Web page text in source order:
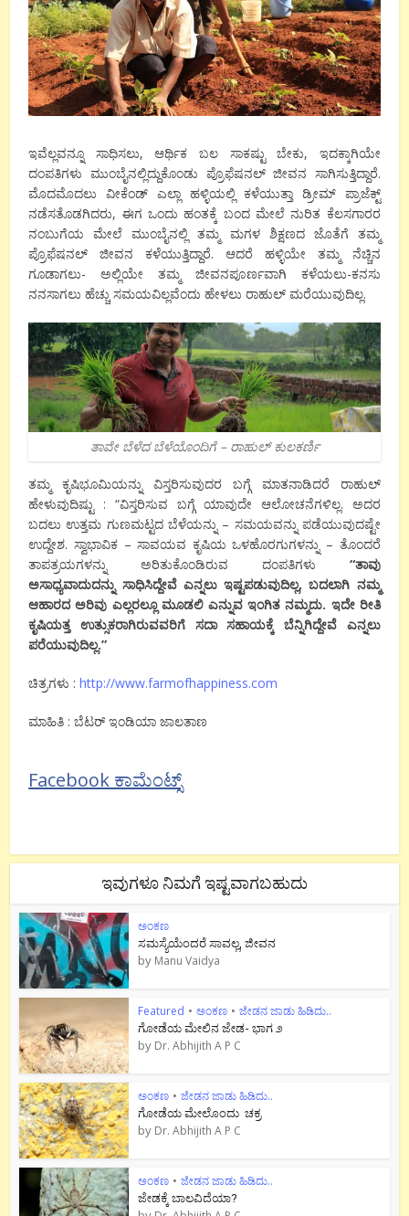
ಇವೆಲ್ಲವನ್ನೂ ಸಾಧಿಸಲು, ಆರ್ಥಿಕ ಬಲ ಸಾಕಷ್ಟು ಬೇಕು, ಇದಕ್ಕಾಗಿಯೇ
ದಂಪತಿಗಳು ಮುಂಬೈನಲ್ಲಿದ್ದುಕೊಂಡು ಪ್ರೊಫೆಷನಲ್ ಜೀವನ ಸಾಗಿಸುತ್ತಿದ್ದಾರೆ.
ಮೊದಮೊದಲು ವೀಕೆಂಡ್ ಎಲ್ಲಾ ಹಳ್ಳಿಯಲ್ಲಿ ಕಳೆಯುತ್ತಾ ಡ್ರೀಮ್ ಪ್ರಾಜೆಕ್ಟ್
ನಡೆಸತೊಡಗಿದರು, ಈಗ ಒಂದು ಹಂತಕ್ಕೆ ಬಂದ ಮೇಲೆ ನುರಿತ ಕೆಲಸಗಾರರ
ನಂಬುಗೆಯ ಮೇಲೆ ಮುಂಬೈನಲ್ಲಿ ತಮ್ಮ ಮಗಳ ಶಿಕ್ಷಣದ ಜೊತೆಗೆ ತಮ್ಮ
ಪ್ರೊಫೆಷನಲ್ ಜೀವನ ಕಳೆಯುತ್ತಿದ್ದಾರೆ. ಆದರೆ ಹಳ್ಳಿಯೇ ತಮ್ಮ ನೆಚ್ಚಿನ
ಗೂಡಾಗಲು- ಅಲ್ಲಿಯೇ ತಮ್ಮ ಜೀವನಪೂರ್ಣವಾಗಿ ಕಳೆಯಲು-ಕನಸು
ನನಸಾಗಲು ಹೆಚ್ಚು ಸಮಯವಿಲ್ಲವೆಂದು ಹೇಳಲು ರಾಹುಲ್ ಮರೆಯುವುದಿಲ್ಲ.
ತಾವೇ ಬೆಳೆದ ಬೆಳೆಯೊಂದಿಗೆ – ರಾಹುಲ್ ಕುಲಕರ್ಣಿ
ತಮ್ಮ ಕೃಷಿಭೂಮಿಯನ್ನು ವಿಸ್ತರಿಸುವುದರ ಬಗ್ಗೆ ಮಾತನಾಡಿದರೆ ರಾಹುಲ್
ಹೇಳುವುದಿಷ್ಟು : “ವಿಸ್ತರಿಸುವ ಬಗ್ಗೆ ಯಾವುದೇ ಆಲೋಚನೆಗಳಿಲ್ಲ. ಅದರ
ಬದಲು ಉತ್ತಮ ಗುಣಮಟ್ಟದ ಬೆಳೆಯನ್ನು – ಸಮಯವನ್ನು ಪಡೆಯುವುದಷ್ಟೇ
ಉದ್ದೇಶ. ಸ್ವಾಭಾವಿಕ – ಸಾವಯವ ಕೃಷಿಯ ಒಳಹೊರಗುಗಳನ್ನು – ತೊಂದರೆ
ತಾಪತ್ರಯಗಳನ್ನು ಅರಿತುಕೊಂಡಿರುವ ದಂಪತಿಗಳು “ತಾವು
ಅಸಾಧ್ಯವಾದುದನ್ನು ಸಾಧಿಸಿದ್ದೇವೆ ಎನ್ನಲು ಇಷ್ಟಪಡುವುದಿಲ್ಲ, ಬದಲಾಗಿ ನಮ್ಮ
ಆಹಾರದ ಅರಿವು ಎಲ್ಲರಲ್ಲೂ ಮೂಡಲಿ ಎನ್ನುವ ಇಂಗಿತ ನಮ್ಮದು. ಇದೇ ರೀತಿ
ಕೃಷಿಯತ್ತ ಉತ್ಸುಕರಾಗಿರುವವರಿಗೆ ಸದಾ ಸಹಾಯಕ್ಕೆ ಬೆನ್ನಿಗಿದ್ದೇವೆ ಎನ್ನಲು
ಪರೆಯುವುದಿಲ್ಲ.”
ಚಿತ್ರಗಳು :http://www.farmofhappiness.com
ಮಾಹಿತಿ : ಬೆಟರ್ ಇಂಡಿಯಾ ಜಾಲತಾಣ
Facebook ಕಾಮೆಂಟ್ಸ್
ಇವುಗಳೂ ನಿಮಗೆ ಇಷ್ಟವಾಗಬಹುದು
ಅಂಕಣ
ಸಮಸ್ಯೆಯೆಂದರೆ ಸಾವಲ್ಲ, ಜೀವನ
by Manu Vaidya
Featured • ಅಂಕಣ • ಜೇಡನ ಜಾಡು ಹಿಡಿದು..
ಗೋಡೆಯ ಮೇಲಿನ ಜೇಡ- ಭಾಗ ೨
by Dr. Abhijith A P C
ಅಂಕಣ • ಜೇಡನ ಜಾಡು ಹಿಡಿದು..
ಗೋಡೆಯ ಮೇಲೊಂದು ಚಕ್ರ
by Dr. Abhijith A P C
ಅಂಕಣ • ಜೇಡನ ಜಾಡು ಹಿಡಿದು..
ಜೇಡಕ್ಕೆ ಬಾಲವಿದೆಯಾ?